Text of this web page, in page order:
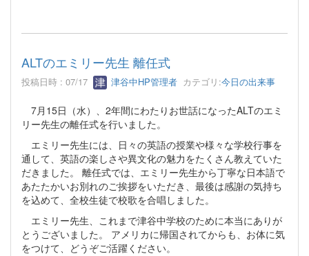
ALTのエミリー先生 離任式
投稿日時 : 07/17 津谷中HP管理者 カテゴリ:今日の出来事
7月15日（水）、2年間にわたりお世話になったALTのエミ
リー先生の離任式を行いました。
エミリー先生には、日々の英語の授業や様々な学校行事を
通して、英語の楽しさや異文化の魅力をたくさん教えていた
だきました。 離任式では、エミリー先生から丁寧な日本語で
あたたかいお別れのご挨拶をいただき、最後は感謝の気持ち
を込めて、全校生徒で校歌を合唱しました。
エミリー先生、これまで津谷中学校のために本当にありが
とうございました。 アメリカに帰国されてからも、お体に気
をつけて、どうぞご活躍ください。